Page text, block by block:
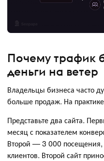
Почему трафик
деньги на ветер
Владельцы бизнеса часто
больше продаж. На
Представьте два сайта.
месяц с показателем
Второй — 3 000
клиентов. Второй сайт